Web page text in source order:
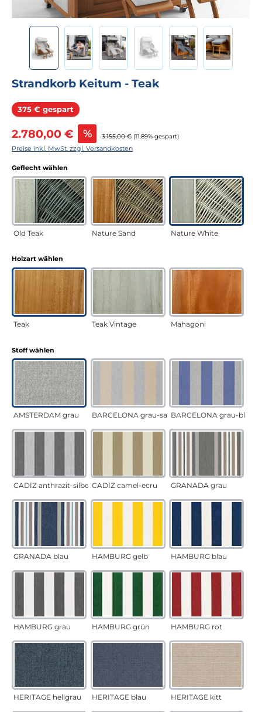
Strandkorb Keitum - Teak
375 € gespart Rabatt
Verkaufspreis:
2.780,00 € % Regulärer Preis:
3.155,00 € (11.89% gespart)
Preise inkl. MwSt. zzgl. Versandkosten
Geflecht wählen
Old Teak Nature Sand Nature White
Holzart wählen
Teak Teak Vintage Mahagoni
Stoff wählen
AMSTERDAM grau BARCELONA grau-sandBARCELONA grau-blau
CADÍZ anthrazit-silber CADÍZ camel-ecru GRANADA grau
GRANADA blau HAMBURG gelb HAMBURG blau
HAMBURG grau HAMBURG grün HAMBURG rot
HERITAGE hellgrau HERITAGE blau HERITAGE kitt